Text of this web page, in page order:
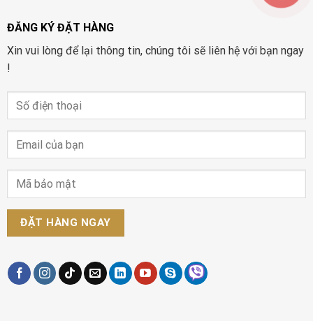
ĐĂNG KÝ ĐẶT HÀNG
Xin vui lòng để lại thông tin, chúng tôi sẽ liên hệ với bạn ngay
!